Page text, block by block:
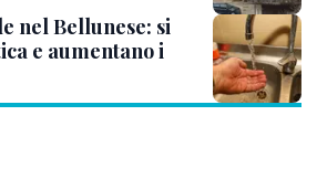
nel Bellunese: si
e aumentano i